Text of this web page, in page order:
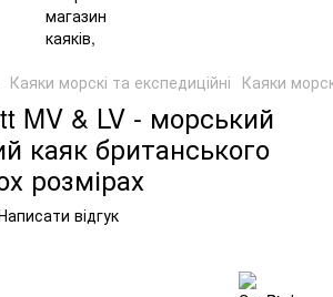
Каяки морскі та експедиційні Каяки
MV & LV - морський
каяк британського
розмірах
відгук